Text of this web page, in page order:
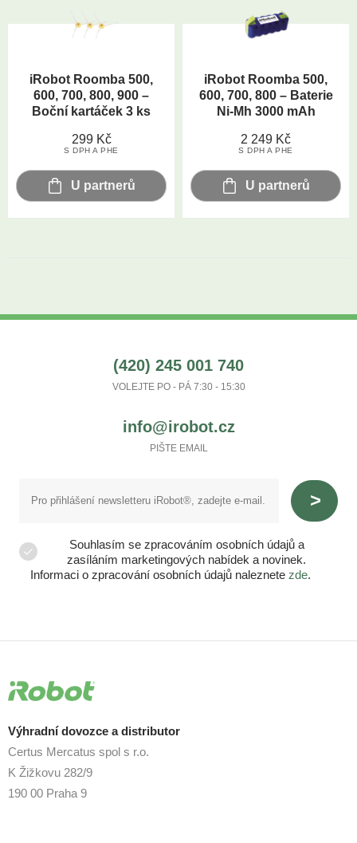
iRobot Roomba 500,
600, 700, 800, 900 –
Boční kartáček 3 ks
299 Kč
S DPH A PHE
U partnerů
iRobot Roomba 500,
600, 700, 800 – Baterie
Ni-Mh 3000 mAh
2 249 Kč
S DPH A PHE
U partnerů
(420) 245 001 740
VOLEJTE PO - PÁ 7:30 - 15:30
info@irobot.cz
PIŠTE EMAIL
Souhlasím se zpracováním osobních údajů a
zasíláním marketingových nabídek a novinek.
Informaci o zpracování osobních údajů naleznete zde.
Výhradní dovozce a distributor
Certus Mercatus spol s r.o.
K Žižkovu 282/9
190 00 Praha 9